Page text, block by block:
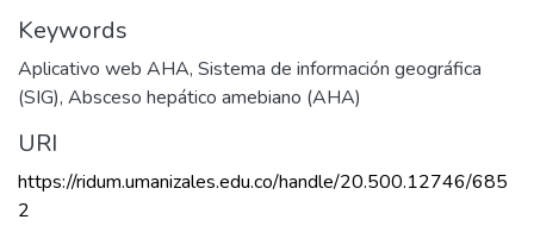
Keywords
Aplicativo web AHA, Sistema de información geográfica
(SIG), Absceso hepático amebiano (AHA)
URI
https://ridum.umanizales.edu.co/handle/20.500.12746/685
2